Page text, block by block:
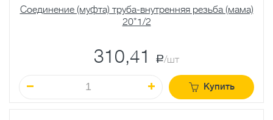
Соединение (муфта) труба-внутренняя резьба (мама)
20*1/2
310,41 a/шт
Купить